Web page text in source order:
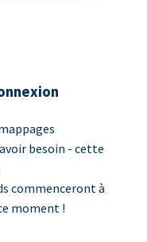
besoin - cette
commenceront à
moment !